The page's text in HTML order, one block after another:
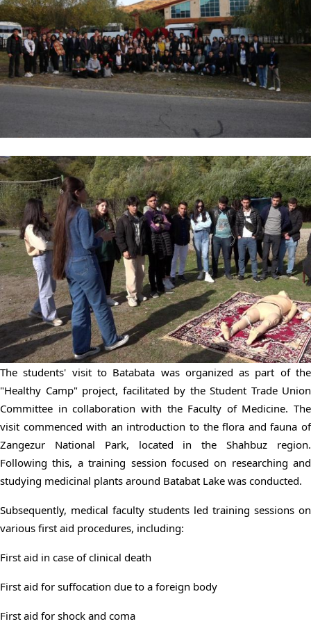
The students' visit to Batabata was organized as part of the
"Healthy Camp" project, facilitated by the Student Trade Union
Committee in collaboration with the Faculty of Medicine. The
visit commenced with an introduction to the flora and fauna of
Zangezur National Park, located in the Shahbuz region.
Following this, a training session focused on researching and
studying medicinal plants around Batabat Lake was conducted.
Subsequently, medical faculty students led training sessions on
various first aid procedures, including:
First aid in case of clinical death
First aid for suffocation due to a foreign body
First aid for shock and coma